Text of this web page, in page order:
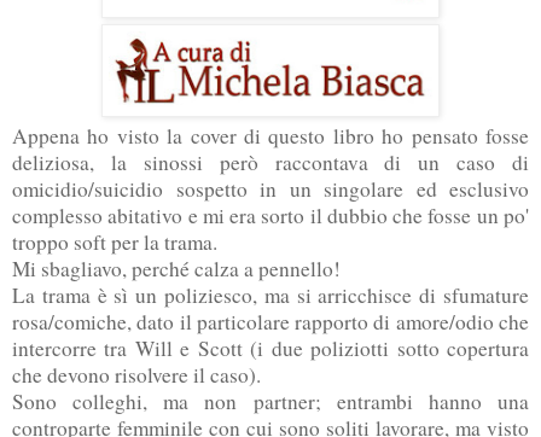
Appena ho visto la cover di questo libro ho pensato fosse
deliziosa, la sinossi però raccontava di un caso di
omicidio/suicidio sospetto in un singolare ed esclusivo
complesso abitativo e mi era sorto il dubbio che fosse un po'
troppo soft per la trama.
Mi sbagliavo, perché calza a pennello!
La trama è sì un poliziesco, ma si arricchisce di sfumature
rosa/comiche, dato il particolare rapporto di amore/odio che
intercorre tra Will e Scott (i due poliziotti sotto copertura
che devono risolvere il caso).
Sono colleghi, ma non partner; entrambi hanno una
controparte femminile con cui sono soliti lavorare, ma visto